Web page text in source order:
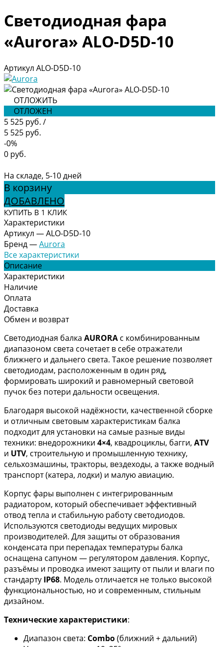
Светодиодная фара
«Aurora» ALO-D5D-10
Артикул ALO-D5D-10
ОТЛОЖИТЬ
ОТЛОЖЕН
5 525 руб. /
5 525 руб.
-0%
0 руб.
На складе, 5-10 дней
В корзину
ДОБАВЛЕНО
КУПИТЬ В 1 КЛИК
Характеристики
Артикул —ALO-D5D-10
Бренд—Aurora
Все характеристики
Описание
Характеристики
Наличие
Оплата
Доставка
Обмен и возврат
Светодиодная балка AURORA с комбинированным
диапазоном света сочетает в себе отражатели
ближнего и дальнего света. Такое решение позволяет
светодиодам, расположенным в один ряд,
формировать широкий и равномерный световой
пучок без потери дальности освещения.
Благодаря высокой надёжности, качественной сборке
и отличным световым характеристикам балка
подходит для установки на самые разные виды
техники: внедорожники 4×4, квадроциклы, багги, ATV
и UTV, строительную и промышленную технику,
сельхозмашины, тракторы, вездеходы, а также водный
транспорт (катера, лодки) и малую авиацию.
Корпус фары выполнен с интегрированным
радиатором, который обеспечивает эффективный
отвод тепла и стабильную работу светодиодов.
Используются светодиоды ведущих мировых
производителей. Для защиты от образования
конденсата при перепадах температуры балка
оснащена сапуном — регулятором давления. Корпус,
разъёмы и проводка имеют защиту от пыли и влаги по
стандарту IP68. Модель отличается не только высокой
функциональностью, но и современным, стильным
дизайном.
Технические характеристики:
Диапазон света: Combo(ближний + дальний)